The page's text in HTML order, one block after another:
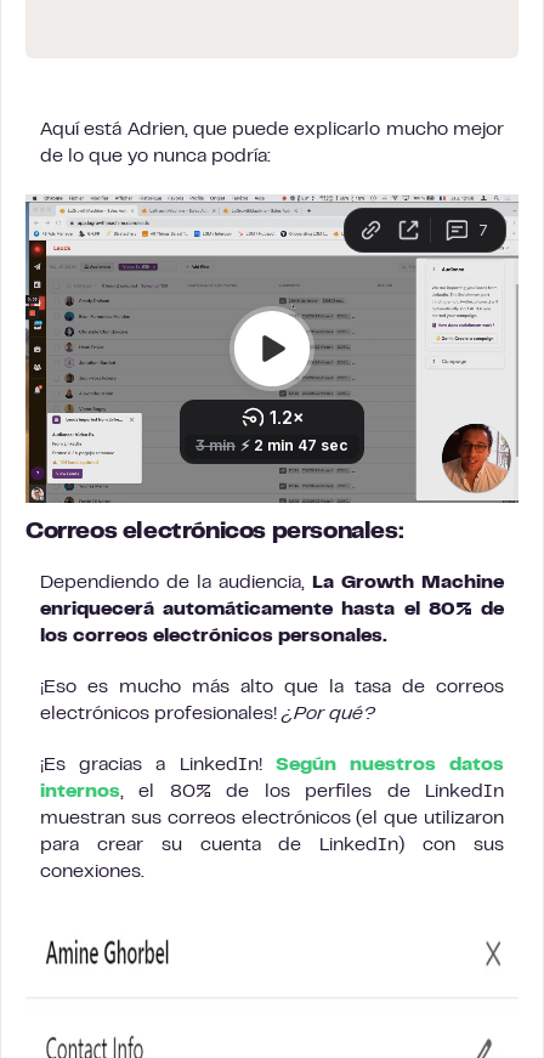
Aquí está Adrien, que puede explicarlo mucho mejor
de lo que yo nunca podría:
Correos electrónicos personales:
Dependiendo de la audiencia, La Growth Machine
enriquecerá automáticamente hasta el 80% de
los correos electrónicos personales.
¡Eso es mucho más alto que la tasa de correos
electrónicos profesionales! ¿Por qué?
¡Es gracias a LinkedIn! Según nuestros datos
internos, el 80% de los perfiles de LinkedIn
muestran sus correos electrónicos (el que utilizaron
para crear su cuenta de LinkedIn) con sus
conexiones.